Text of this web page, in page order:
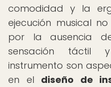
comodidad y la
ejecución musical
por la ausencia
sensación táctil
instrumento son
en el diseño de